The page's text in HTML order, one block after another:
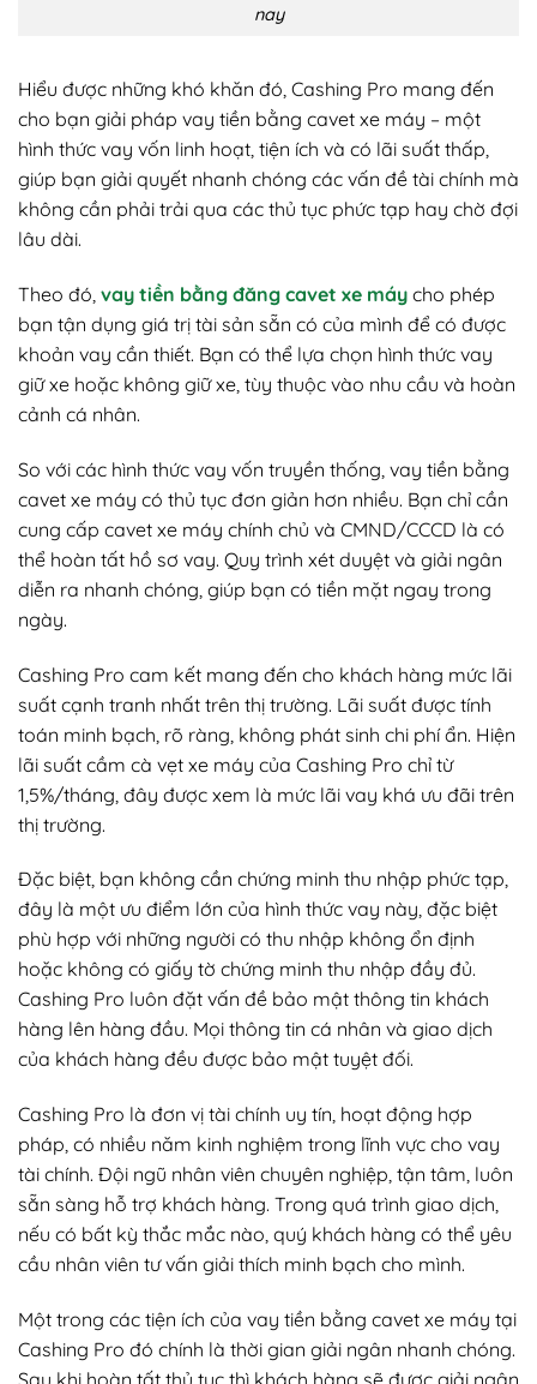
nay
Hiểu được những khó khăn đó, Cashing Pro mang đến
cho bạn giải pháp vay tiền bằng cavet xe máy – một
hình thức vay vốn linh hoạt, tiện ích và có lãi suất thấp,
giúp bạn giải quyết nhanh chóng các vấn đề tài chính mà
không cần phải trải qua các thủ tục phức tạp hay chờ đợi
lâu dài.
Theo đó, vay tiền bằng đăng cavet xe máy cho phép
bạn tận dụng giá trị tài sản sẵn có của mình để có được
khoản vay cần thiết. Bạn có thể lựa chọn hình thức vay
giữ xe hoặc không giữ xe, tùy thuộc vào nhu cầu và hoàn
cảnh cá nhân.
So với các hình thức vay vốn truyền thống, vay tiền bằng
cavet xe máy có thủ tục đơn giản hơn nhiều. Bạn chỉ cần
cung cấp cavet xe máy chính chủ và CMND/CCCD là có
thể hoàn tất hồ sơ vay. Quy trình xét duyệt và giải ngân
diễn ra nhanh chóng, giúp bạn có tiền mặt ngay trong
ngày.
Cashing Pro cam kết mang đến cho khách hàng mức lãi
suất cạnh tranh nhất trên thị trường. Lãi suất được tính
toán minh bạch, rõ ràng, không phát sinh chi phí ẩn. Hiện
lãi suất cầm cà vẹt xe máy của Cashing Pro chỉ từ
1,5%/tháng, đây được xem là mức lãi vay khá ưu đãi trên
thị trường.
Đặc biệt, bạn không cần chứng minh thu nhập phức tạp,
đây là một ưu điểm lớn của hình thức vay này, đặc biệt
phù hợp với những người có thu nhập không ổn định
hoặc không có giấy tờ chứng minh thu nhập đầy đủ.
Cashing Pro luôn đặt vấn đề bảo mật thông tin khách
hàng lên hàng đầu. Mọi thông tin cá nhân và giao dịch
của khách hàng đều được bảo mật tuyệt đối.
Cashing Pro là đơn vị tài chính uy tín, hoạt động hợp
pháp, có nhiều năm kinh nghiệm trong lĩnh vực cho vay
tài chính. Đội ngũ nhân viên chuyên nghiệp, tận tâm, luôn
sẵn sàng hỗ trợ khách hàng. Trong quá trình giao dịch,
nếu có bất kỳ thắc mắc nào, quý khách hàng có thể yêu
cầu nhân viên tư vấn giải thích minh bạch cho mình.
Một trong các tiện ích của vay tiền bằng cavet xe máy tại
Cashing Pro đó chính là thời gian giải ngân nhanh chóng.
Sau khi hoàn tất thủ tục thì khách hàng sẽ được giải ngân